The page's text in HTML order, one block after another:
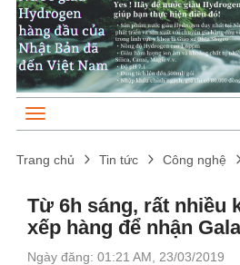
Trang chủ Tin tức Công nghệ
Từ 6h sáng, rất nhiều
xếp hàng để nhận
Ngày đăng: 01:21 AM, 23/03/2019